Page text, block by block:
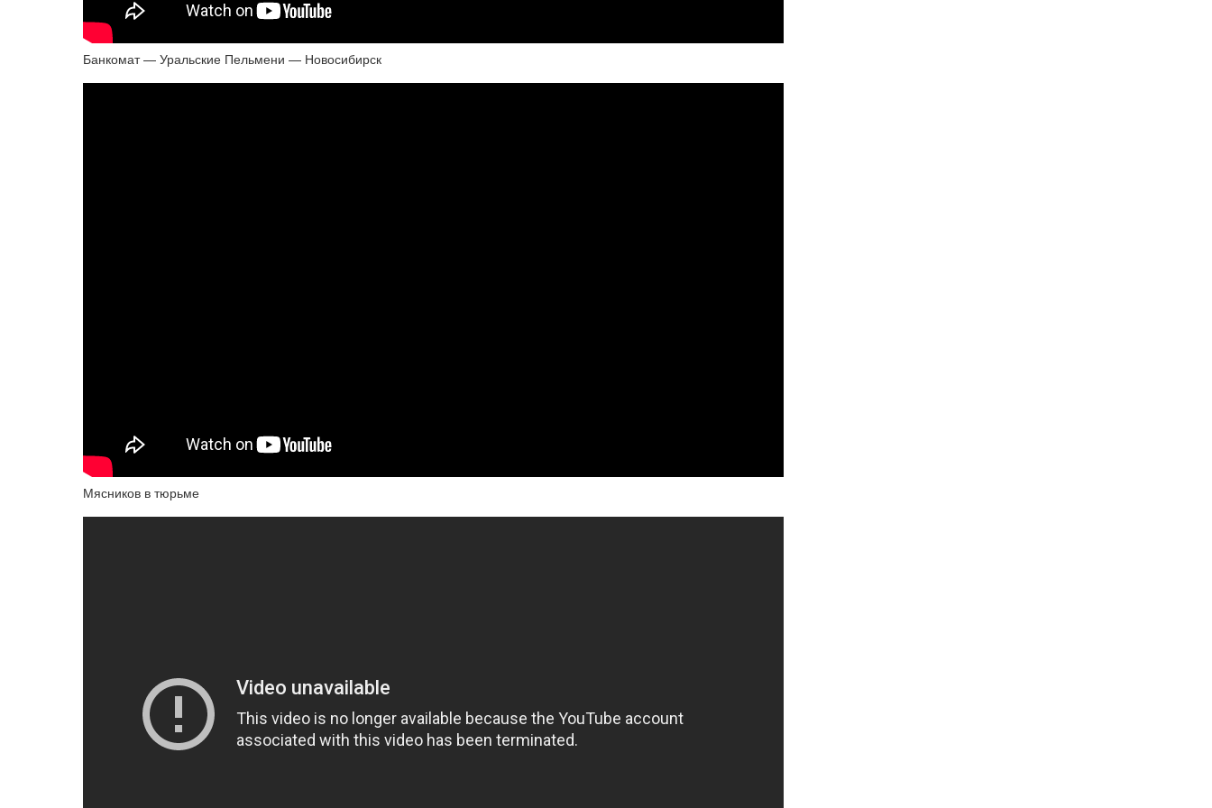
Банкомат — Уральские Пельмени — Новосибирск
Мясников в тюрьме